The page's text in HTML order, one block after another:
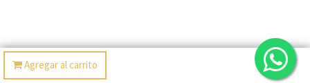
Agregar al carrito